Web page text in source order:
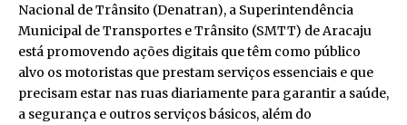
Nacional de Trânsito (Denatran), a Superintendência
Municipal de Transportes e Trânsito (SMTT) de Aracaju
está promovendo ações digitais que têm como público
alvo os motoristas que prestam serviços essenciais e que
precisam estar nas ruas diariamente para garantir a saúde,
a segurança e outros serviços básicos, além do